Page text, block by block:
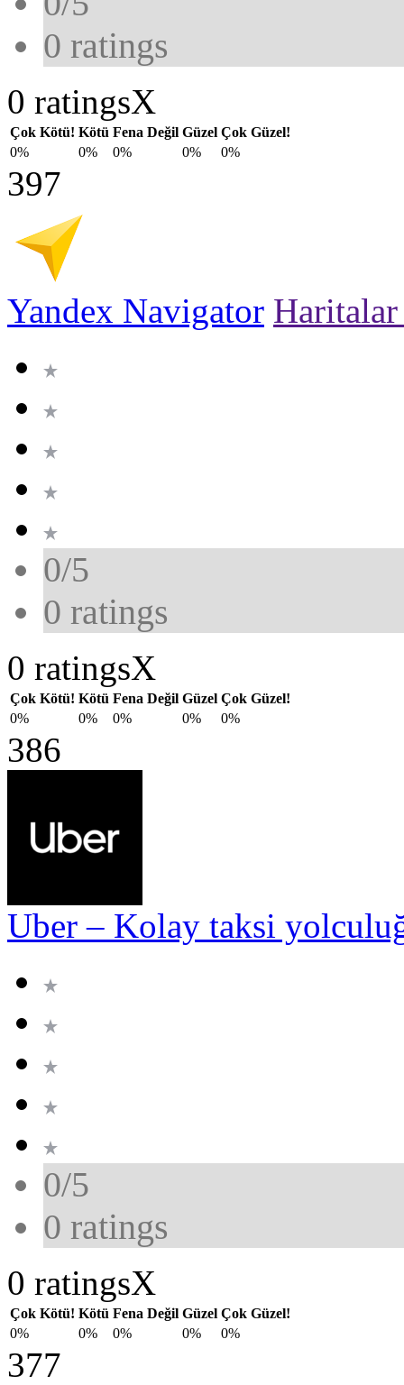
0 ratings
0 ratingsX
Çok Kötü! Kötü Fena Değil Güzel Çok Güzel!
0%
0% 0% 0% 0%
397
Yandex Navigator
0/5
0 ratings
0 ratingsX
Çok Kötü! Kötü Fena Değil Güzel Çok Güzel!
0%
0% 0% 0% 0%
386
Uber – Kolay taksi
0/5
0 ratings
0 ratingsX
Çok Kötü! Kötü Fena Değil Güzel Çok Güzel!
0%
0% 0% 0% 0%
377